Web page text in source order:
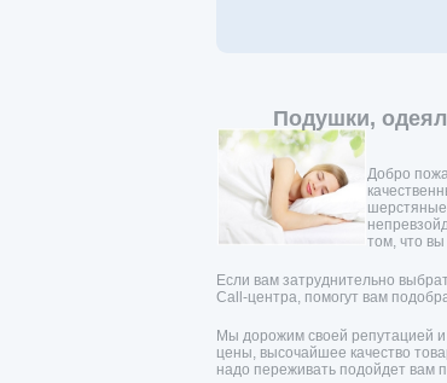
Подушки,
Добро
том, что вы
Если вам затруднительно
Call-центра, помогут вам
Мы дорожим своей репутацией
цены, высочайшее качество
надо переживать подойдет вам